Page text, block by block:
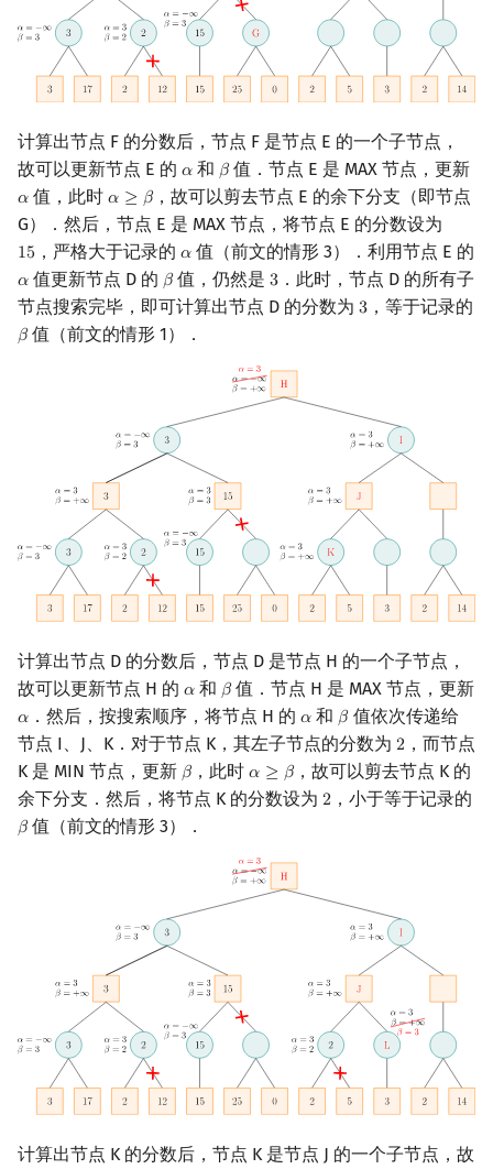
计算出节点 F 的分数后，节点 F 是节点 E 的一个子节点，
故可以更新节点 E 的 𝛼
α 和 𝛽
β 值．节点 E 是 MAX 节点，更新
𝛼
α 值，此时𝛼 ≥ 𝛽
α≥β
，故可以剪去节点 E 的余下分支（即节点
G）．然后，节点 E 是 MAX 节点，将节点 E 的分数设为
15
15 ，严格大于记录的 𝛼
α 值（前文的情形 3）．利用节点 E 的
𝛼
α 值更新节点 D 的 𝛽
β 值，仍然是3
3 ．此时，节点 D 的所有子
节点搜索完毕，即可计算出节点 D 的分数为 3
3 ，等于记录的
𝛽
β 值（前文的情形 1）．
计算出节点 D 的分数后，节点 D 是节点 H 的一个子节点，
故可以更新节点 H 的 𝛼
α 和 𝛽
β 值．节点 H 是 MAX 节点，更新
𝛼
α ．然后，按搜索顺序，将节点 H 的𝛼
α 和 𝛽
β 值依次传递给
节点 I、J、K．对于节点 K，其左子节点的分数为 2
2 ，而节点
K 是 MIN 节点，更新 𝛽
β ，此时𝛼 ≥ 𝛽
α≥β
，故可以剪去节点 K 的
余下分支．然后，将节点 K 的分数设为 2
2 ，小于等于记录的
𝛽
β 值（前文的情形 3）．
计算出节点 K 的分数后，节点 K 是节点 J 的一个子节点，故